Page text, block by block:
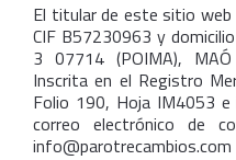
El titular de este sitio web
CIF B57230963 y domicilio
3 07714 (POIMA), MAÓ
Inscrita en el Registro
Folio 190, Hoja IM4053 e
correo electrónico de
info@parotrecambios.com